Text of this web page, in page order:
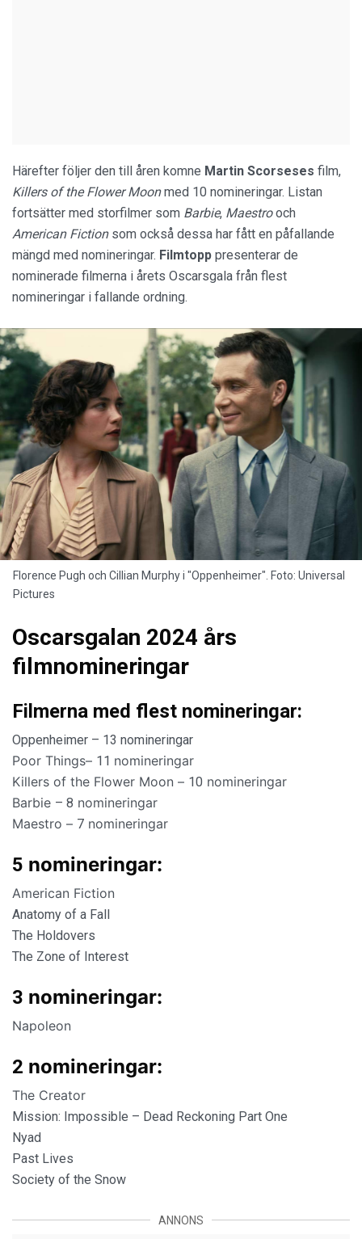
Härefter följer den till åren komne Martin Scorseses film,
Killers of the Flower Moonmed 10 nomineringar. Listan
fortsätter med storfilmer som Barbie, Maestrooch
American Fictionsom också dessa har fått en påfallande
mängd med nomineringar. Filmtopp presenterar de
nominerade filmerna i årets Oscarsgala från flest
nomineringar i fallande ordning.
Florence Pugh och Cillian Murphy i "Oppenheimer". Foto: Universal
Pictures
Oscarsgalan 2024 års
filmnomineringar
Filmerna med flest nomineringar:
Oppenheimer – 13 nomineringar
Poor Things– 11 nomineringar
Killers of the Flower Moon – 10 nomineringar
Barbie – 8 nomineringar
Maestro – 7 nomineringar
5 nomineringar:
American Fiction
Anatomy of a Fall
The Holdovers
The Zone of Interest
3 nomineringar:
Napoleon
2 nomineringar:
The Creator
Mission: Impossible – Dead Reckoning Part One
Nyad
Past Lives
Society of the Snow
ANNONS